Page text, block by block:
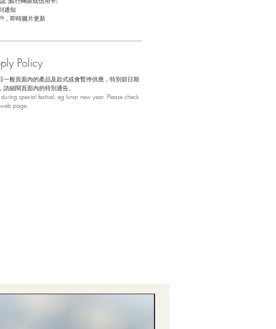
通知
即時圖片更新
Policy
一般頁面內的產品及款式或會暫停供應，特別節日期
細閱頁面內的特別通告。
special festival, eg lunar new year. Please check
page.